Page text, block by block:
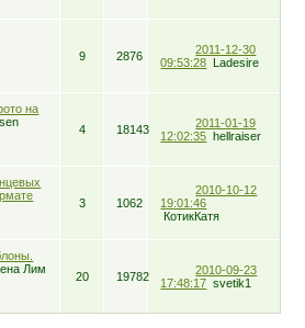
9
2876
2011-12-30
09:53:28 Ladesire
на
4 18143
2011-01-19
12:02:35 hellraiser
3 1062
2010-10-12
19:01:46
КотикКатя
Лим
20 19782
2010-09-23
17:48:17 svetik1